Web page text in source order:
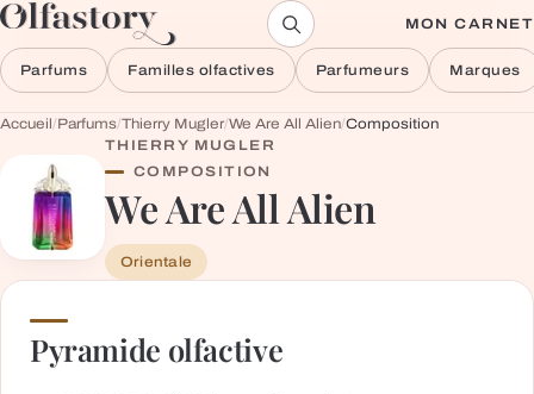
Aller au contenu MON CARNET
Parfums Familles olfactives Parfumeurs Marques
Accueil/Parfums/Thierry Mugler/We Are All Alien/Composition
THIERRY MUGLER
COMPOSITION
We Are All Alien
Orientale
Pyramide olfactive